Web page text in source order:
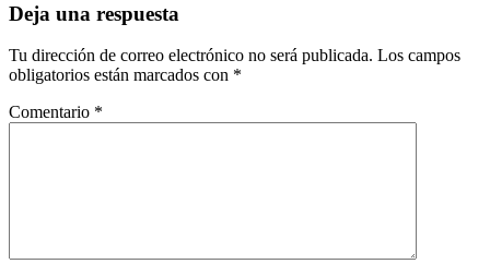
Deja una respuesta
Tu dirección de correo electrónico no será publicada. Los campos
obligatorios están marcados con *
Comentario *